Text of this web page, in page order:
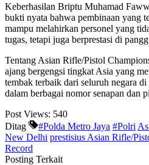
Keberhasilan Briptu Muhamad
bukti nyata bahwa pembinaan yang
mampu melahirkan personel yang
tugas, tetapi juga berprestasi di
Tentang Asian Rifle/Pistol
ajang bergengsi tingkat Asia yang
tembak terbaik dari seluruh negara
dalam berbagai nomor senapan dan
Post Views: 540
Ditag
#Polda Metro Jaya #Polri
New Delhi prestisius Asian Rifle/
Record
Posting Terkait